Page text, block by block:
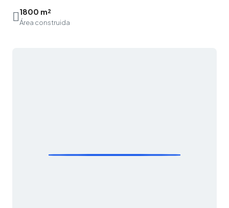
1800 m²
Área construida